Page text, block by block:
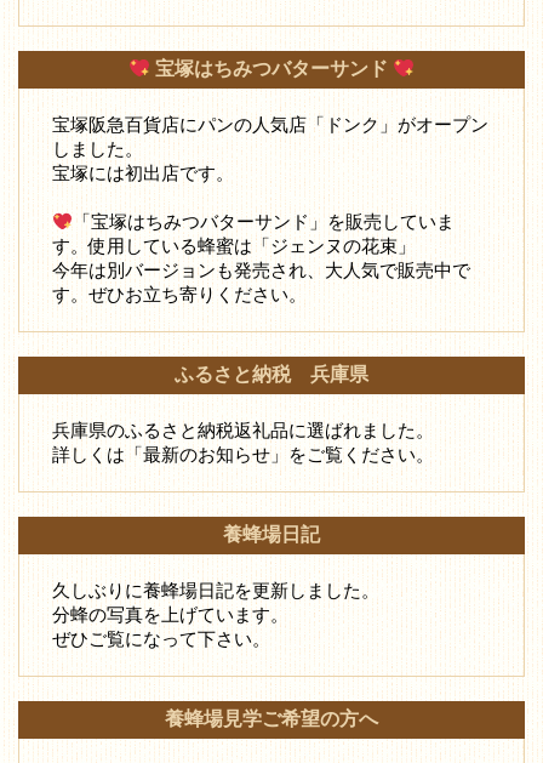
宝塚はちみつバターサンド
宝塚阪急百貨店にパンの人気店「ドンク」がオープン
しました。
宝塚には初出店です。
「宝塚はちみつバターサンド」を販売していま
す。使用している蜂蜜は「ジェンヌの花束」
今年は別バージョンも発売され、大人気で販売中で
す。ぜひお立ち寄りください。
ふるさと納税 兵庫県
兵庫県のふるさと納税返礼品に選ばれました。
詳しくは「最新のお知らせ」をご覧ください。
養蜂場日記
久しぶりに養蜂場日記を更新しました。
分蜂の写真を上げています。
ぜひご覧になって下さい。
養蜂場見学ご希望の方へ